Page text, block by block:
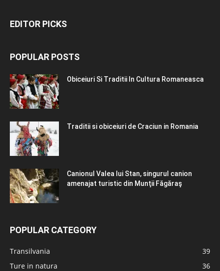
EDITOR PICKS
POPULAR POSTS
Obiceiuri Si Traditii In Cultura Romaneasca
Traditii si obiceiuri de Craciun in Romania
Canionul Valea lui Stan, singurul canion
amenajat turistic din Munţii Făgăraş
POPULAR CATEGORY
Transilvania
39
Ture in natura
36